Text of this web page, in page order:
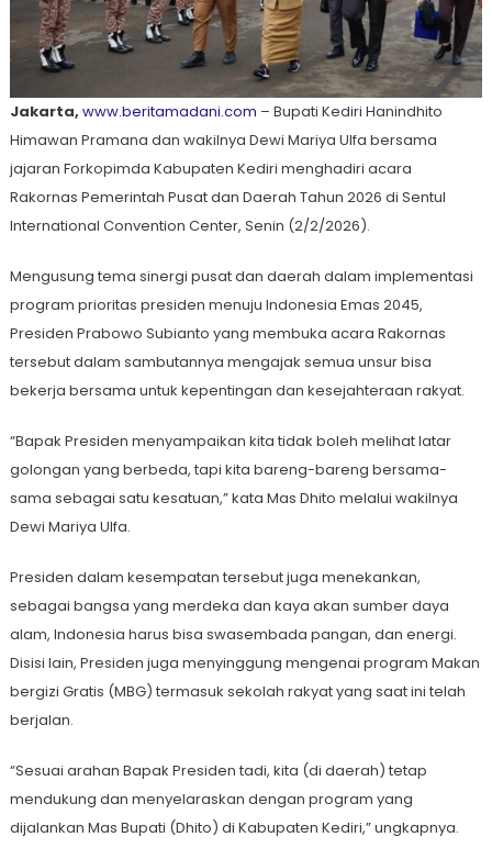
Jakarta, www.beritamadani.com – Bupati Kediri Hanindhito
Himawan Pramana dan wakilnya Dewi Mariya Ulfa bersama
jajaran Forkopimda Kabupaten Kediri menghadiri acara
Rakornas Pemerintah Pusat dan Daerah Tahun 2026 di Sentul
International Convention Center, Senin (2/2/2026).
Mengusung tema sinergi pusat dan daerah dalam implementasi
program prioritas presiden menuju Indonesia Emas 2045,
Presiden Prabowo Subianto yang membuka acara Rakornas
tersebut dalam sambutannya mengajak semua unsur bisa
bekerja bersama untuk kepentingan dan kesejahteraan rakyat.
“Bapak Presiden menyampaikan kita tidak boleh melihat latar
golongan yang berbeda, tapi kita bareng-bareng bersama-
sama sebagai satu kesatuan,” kata Mas Dhito melalui wakilnya
Dewi Mariya Ulfa.
Presiden dalam kesempatan tersebut juga menekankan,
sebagai bangsa yang merdeka dan kaya akan sumber daya
alam, Indonesia harus bisa swasembada pangan, dan energi.
Disisi lain, Presiden juga menyinggung mengenai program Makan
bergizi Gratis (MBG) termasuk sekolah rakyat yang saat ini telah
berjalan.
“Sesuai arahan Bapak Presiden tadi, kita (di daerah) tetap
mendukung dan menyelaraskan dengan program yang
dijalankan Mas Bupati (Dhito) di Kabupaten Kediri,” ungkapnya.